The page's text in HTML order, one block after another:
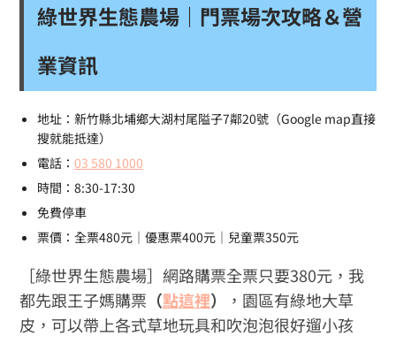
綠世界生態農場｜門票場次攻略＆營
業資訊
地址：新竹縣北埔鄉大湖村尾隘子7鄰20號（Google map直接
搜就能抵達）
電話： 03 580 1000
時間：8:30-17:30
免費停車
票價：全票480元｜優惠票400元｜兒童票350元
［綠世界生態農場］網路購票全票只要380元，我
都先跟王子媽購票 （點這裡）
，園區有綠地大草
皮，可以帶上各式草地玩具和吹泡泡很好遛小孩